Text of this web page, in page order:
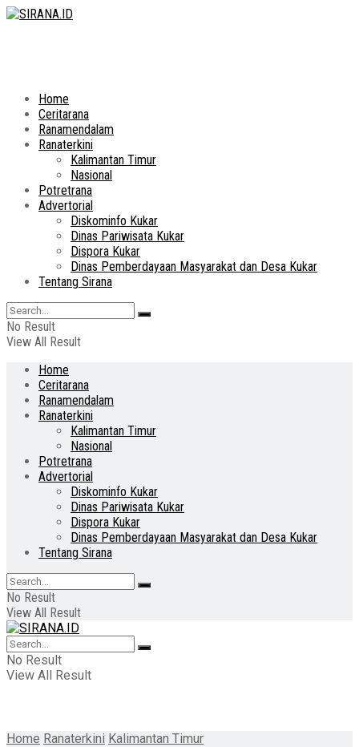
Home
Ceritarana
Ranamendalam
Ranaterkini
Kalimantan Timur
Nasional
Potretrana
Advertorial
Diskominfo Kukar
Dinas Pariwisata Kukar
Dispora Kukar
Dinas Pemberdayaan Masyarakat dan Desa Kukar
Tentang Sirana
No Result
View All Result
Home
Ceritarana
Ranamendalam
Ranaterkini
Kalimantan Timur
Nasional
Potretrana
Advertorial
Diskominfo Kukar
Dinas Pariwisata Kukar
Dispora Kukar
Dinas Pemberdayaan Masyarakat dan Desa Kukar
Tentang Sirana
No Result
View All Result
No Result
View All Result
Home Ranaterkini Kalimantan Timur